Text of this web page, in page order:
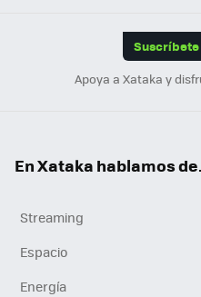
Suscríbete
Apoya a Xataka y
En Xataka hablamos
Streaming
Espacio
Energía